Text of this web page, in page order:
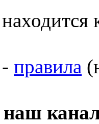
правила
наш